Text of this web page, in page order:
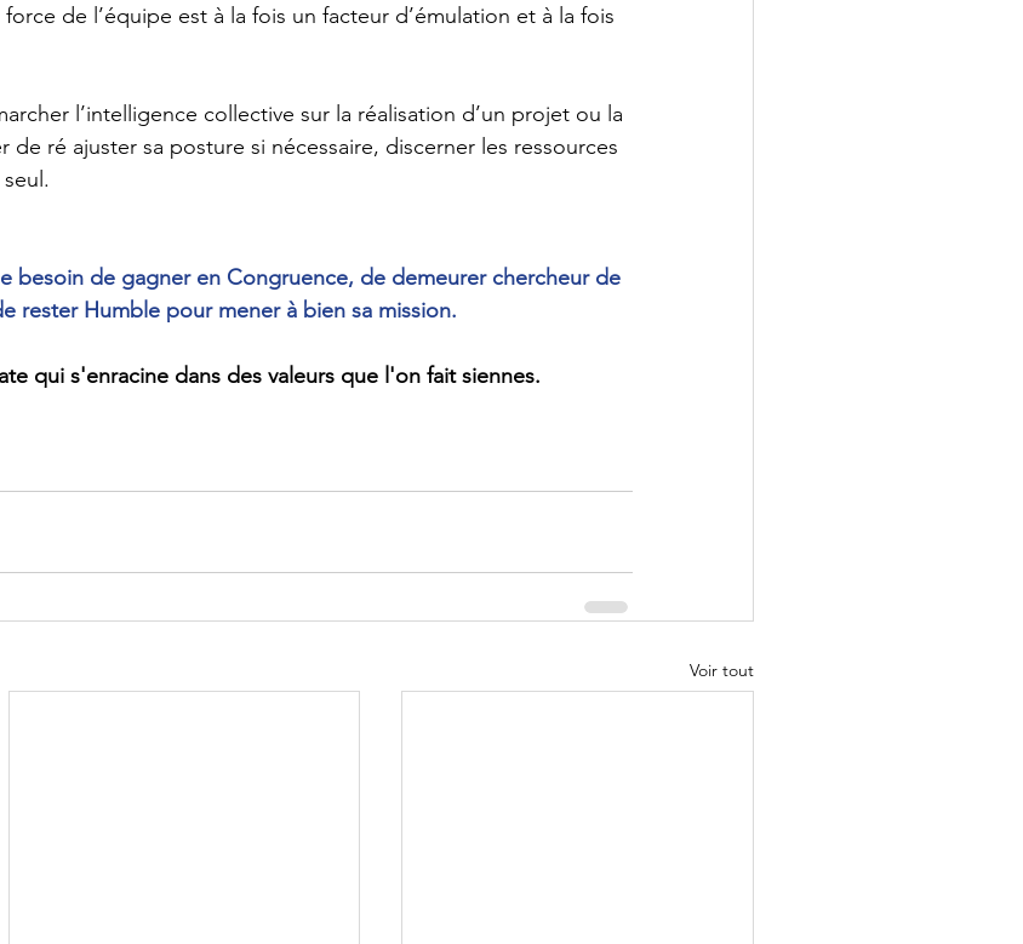
de l’équipe est à la fois un facteur d’émulation et à la fois
l’intelligence collective sur la réalisation d’un projet ou la
de ré ajuster sa posture si nécessaire, discerner les ressources
besoin de gagner en Congruence, de demeurer chercheur de
rester Humble pour mener à bien sa mission.
qui s'enracine dans des valeurs que l'on fait siennes.
Voir tout